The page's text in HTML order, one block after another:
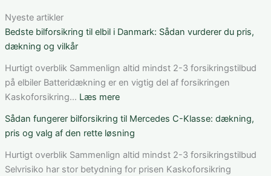
Nyeste artikler
Bedste bilforsikring til elbil i Danmark: Sådan vurderer du pris,
dækning og vilkår
Hurtigt overblik Sammenlign altid mindst 2-3 forsikringstilbud
på elbiler Batteridækning er en vigtig del af forsikringen
Kaskoforsikring… Læs mere:
bilforsikring
til
elbil
i
Sådan fungerer bilforsikring til Mercedes C-Klasse: dækning,
pris og valg af den rette løsning
Hurtigt overblik Sammenlign altid mindst 2-3 forsikringstilbud
Selvrisiko har stor betydning for prisen Kaskoforsikring